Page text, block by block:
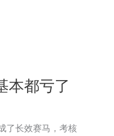
本都亏了
了长效赛马，考核